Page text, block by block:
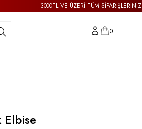
3000TL VE ÜZERİ TÜM SİPARİŞLERİNİZDE
0
Elbise